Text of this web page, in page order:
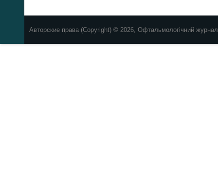
Авторские права (Copyright) © 2026, Офтальмологічний